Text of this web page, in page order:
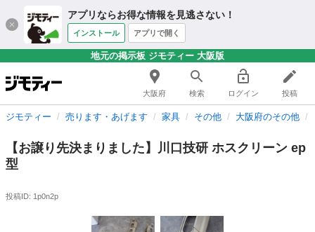
アプリならお得な情報を見逃さない！
インストール アプリで開く
地元の掲示板 ジモティー 大阪版
大阪府 検索 ログイン 投稿
ジモティー 売ります・あげます 家具 その他 大阪府のその他
【お譲り先決まりました】川口技研 ホスクリーン ep
型
投稿ID: 1p0n2p